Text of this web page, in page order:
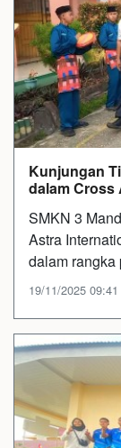
Kunjungan
dalam Cross
SMKN 3
Astra
dalam rangka
19/11/2025